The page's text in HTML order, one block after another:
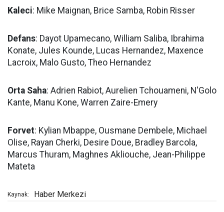
Kaleci: Mike Maignan, Brice Samba, Robin Risser
Defans: Dayot Upamecano, William Saliba, Ibrahima
Konate, Jules Kounde, Lucas Hernandez, Maxence
Lacroix, Malo Gusto, Theo Hernandez
Orta Saha: Adrien Rabiot, Aurelien Tchouameni, N'Golo
Kante, Manu Kone, Warren Zaire-Emery
Forvet: Kylian Mbappe, Ousmane Dembele, Michael
Olise, Rayan Cherki, Desire Doue, Bradley Barcola,
Marcus Thuram, Maghnes Akliouche, Jean-Philippe
Mateta
Kaynak: Haber Merkezi